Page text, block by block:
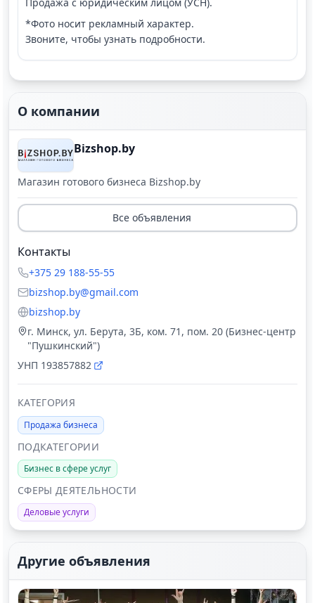
*Фото носит рекламный характер.
Звоните, чтобы узнать подробности.
О компании
Bizshop.by
Магазин готового бизнеса Bizshop.by
Все объявления
Контакты
+375 29 188-55-55
bizshop.by@gmail.com
bizshop.by
г. Минск, ул. Берута, 3Б, ком. 71, пом. 20 (Бизнес-центр
"Пушкинский")
УНП 193857882
КАТЕГОРИЯ
Продажа бизнеса
ПОДКАТЕГОРИИ
Бизнес в сфере услуг
СФЕРЫ ДЕЯТЕЛЬНОСТИ
Деловые услуги
Другие объявления